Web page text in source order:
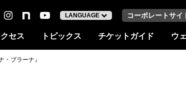
LANGUAGE コーポレートサイ
セス トピックス チケットガイド ウ
ブラーナ』